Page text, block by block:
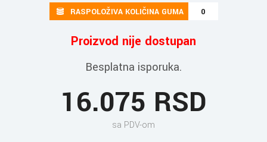
RASPOLOŽIVA KOLIČINA GUMA 0
Proizvod nije dostupan
Besplatna isporuka.
16.075 RSD
sa PDV-om